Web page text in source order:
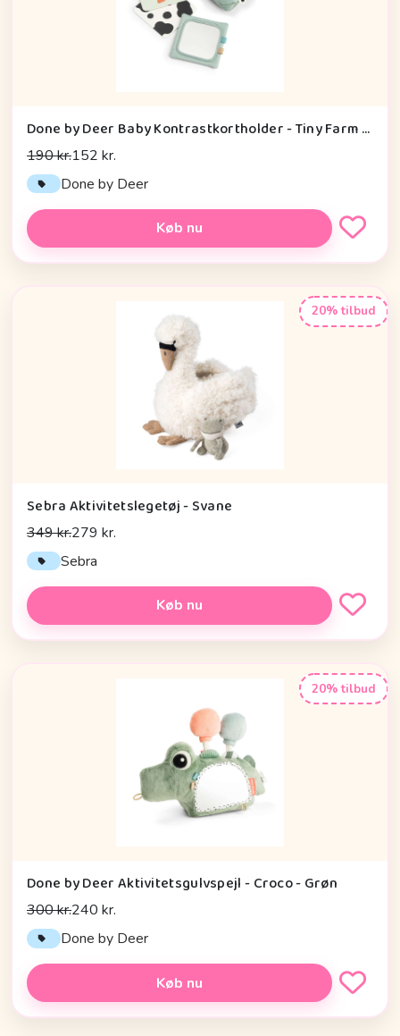
Done by Deer Baby Kontrastkortholder - Tiny Farm - Grøn
190 kr.152 kr.
Done by Deer
Køb nu
20% tilbud
Sebra Aktivitetslegetøj - Svane
349 kr.279 kr.
Sebra
Køb nu
20% tilbud
Done by Deer Aktivitetsgulvspejl - Croco - Grøn
300 kr.240 kr.
Done by Deer
Køb nu